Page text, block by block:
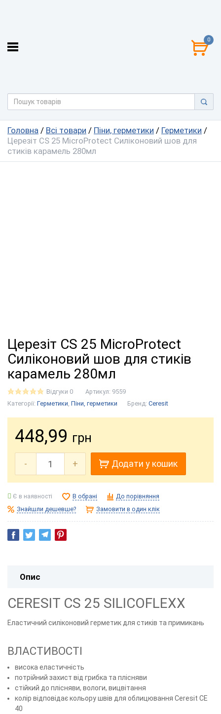
0
Головна / Всі товари / Піни, герметики / Герметики /
Церезіт CS 25 MicroProtect Силіконовий шов для
стиків карамель 280мл
Церезіт CS 25 MicroProtect
Силіконовий шов для стиків
карамель 280мл
Відгуки 0 Артикул: 9559
Категорії: Герметики, Піни, герметики Бренд: Ceresit
448,99 грн
- + Додати у кошик
Є в наявності В обрані
До порівняння
Знайшли дешевше?
Замовити в один клік
Опис
CERESIT CS 25 SILICOFLEXX
Еластичний силіконовий герметик для стиків та примикань
ВЛАСТИВОСТІ
висока еластичність
потрійний захист від грибка та плісняви
стійкий до плісняви, вологи, вицвітання
колір відповідає кольору швів для облицювання Ceresit CE
40